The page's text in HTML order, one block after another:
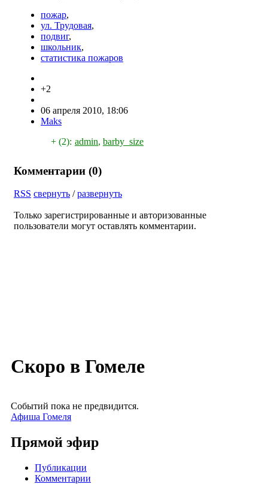
пожар,
ул. Трудовая,
подвиг,
школьник,
статистика пожаров
+2
06 апреля 2010, 18:06
Maks
+ (2): admin, barby_size
Комментарии (0)
RSS свернуть /развернуть
Только зарегистрированные и авторизованные
пользователи могут оставлять комментарии.
Скоро в Гомеле
Событий пока не предвидится.
Афиша Гомеля
Прямой эфир
Публикации
Комментарии